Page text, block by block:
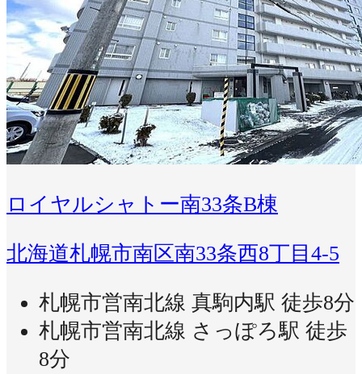
ロイヤルシャトー南33条B棟
北海道札幌市南区南33条西8丁目4-5
札幌市営南北線 真駒内駅 徒歩8分
札幌市営南北線 さっぽろ駅 徒歩
8分